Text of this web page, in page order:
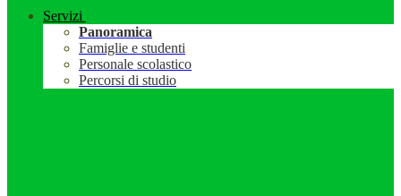
Servizi
Panoramica
Famiglie e studenti
Personale scolastico
Percorsi di studio